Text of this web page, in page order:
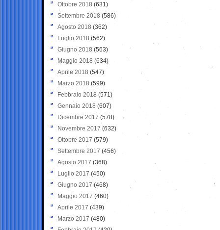
Ottobre 2018 (631)
Settembre 2018 (586)
Agosto 2018 (362)
Luglio 2018 (562)
Giugno 2018 (563)
Maggio 2018 (634)
Aprile 2018 (547)
Marzo 2018 (599)
Febbraio 2018 (571)
Gennaio 2018 (607)
Dicembre 2017 (578)
Novembre 2017 (632)
Ottobre 2017 (579)
Settembre 2017 (456)
Agosto 2017 (368)
Luglio 2017 (450)
Giugno 2017 (468)
Maggio 2017 (460)
Aprile 2017 (439)
Marzo 2017 (480)